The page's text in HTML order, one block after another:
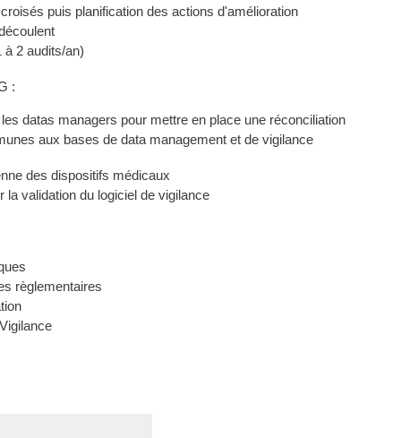
puis planification des actions d'amélioration
2 audits/an)
:
datas managers pour mettre en place une réconciliation
aux bases de data management et de vigilance
des dispositifs médicaux
la validation du logiciel de vigilance
règlementaires